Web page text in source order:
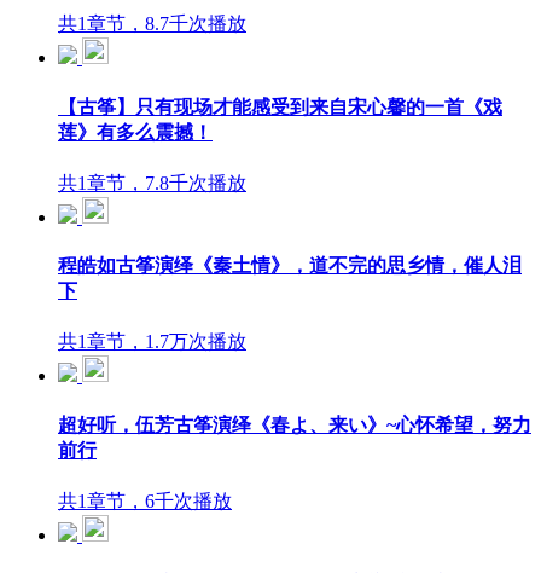
共1章节，8.7千次播放
【古筝】只有现场才能感受到来自宋心馨的一首《戏
莲》有多么震撼！
共1章节，7.8千次播放
程皓如古筝演绎《秦土情》，道不完的思乡情，催人泪
下
共1章节，1.7万次播放
超好听，伍芳古筝演绎《春よ、来い》~心怀希望，努力
前行
共1章节，6千次播放